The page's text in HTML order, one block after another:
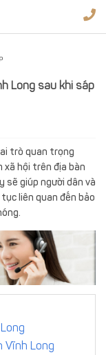
Long sau khi sáp
trò quan trọng
xã hội trên địa bàn
sẽ giúp người dân và
liên quan đến bảo
Vĩnh Long